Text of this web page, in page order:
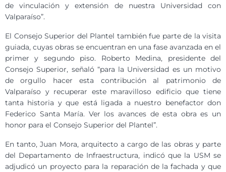
de vinculación y extensión de nuestra Universidad con
Valparaíso”.
El Consejo Superior del Plantel también fue parte de la visita
guiada, cuyas obras se encuentran en una fase avanzada en el
primer y segundo piso. Roberto Medina, presidente del
Consejo Superior, señaló “para la Universidad es un motivo
de orgullo hacer esta contribución al patrimonio de
Valparaíso y recuperar este maravilloso edificio que tiene
tanta historia y que está ligada a nuestro benefactor don
Federico Santa María. Ver los avances de esta obra es un
honor para el Consejo Superior del Plantel”.
En tanto, Juan Mora, arquitecto a cargo de las obras y parte
del Departamento de Infraestructura, indicó que la USM se
adjudicó un proyecto para la reparación de la fachada y que